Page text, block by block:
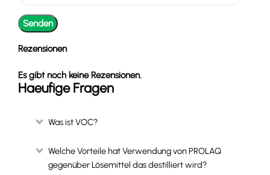
Rezensionen
Es gibt noch keine Rezensionen.
Haeufige Fragen
Was ist VOC?
Welche Vorteile hat Verwendung von PROLAQ
gegenüber Lösemittel das destilliert wird?